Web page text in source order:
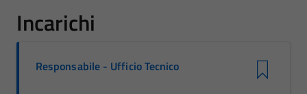
Incarichi
Responsabile - Ufficio Tecnico